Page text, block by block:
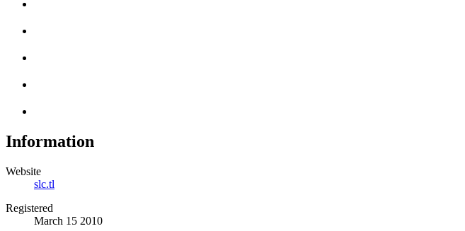
Information
Website
slc.tl
Registered
March 15 2010